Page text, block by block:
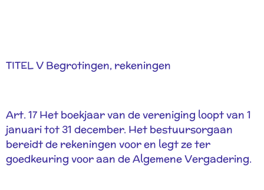
TITEL V Begrotingen, rekeningen
Art. 17 Het boekjaar van de vereniging loopt van 1
januari tot 31 december. Het bestuursorgaan
bereidt de rekeningen voor en legt ze ter
goedkeuring voor aan de Algemene Vergadering.